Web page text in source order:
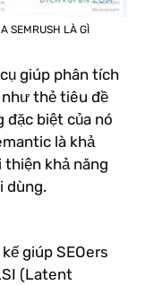
SEMRUSH LÀ GÌ
giúp phân tích
thẻ tiêu đề
đặc biệt của nó
là khả
thiện khả năng
dùng.
giúp SEOers
(Latent